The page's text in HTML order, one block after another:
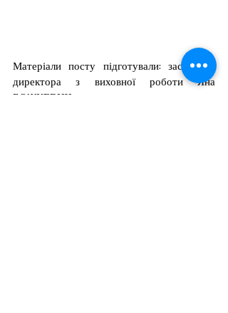
Матеріали посту підготували: заступник
директора з виховної роботи Яна
БОЖКЕВИЧ, заступник голови